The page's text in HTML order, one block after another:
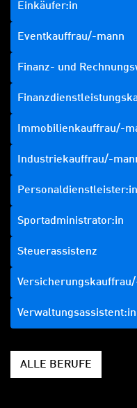
Einkäufer:in
Eventkauffrau/-mann
Finanz- und
Immobilienkauffrau/-
Industriekauffrau/-
Personaldienstleister:in
Sportadministrator:in
Steuerassistenz
Verwaltungsassistent:in
ALLE BERUFE